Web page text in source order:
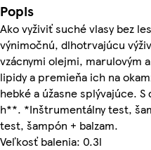
Popis
Ako vyživiť suché vlasy bez
výnimočnú, dlhotrvajúcu
vzácnymi olejmi, marulovým
lipidy a premieňa ich na
hebké a úžasne splývajúce.
h**. *Inštrumentálny test,
test, šampón + balzam.
Veľkosť balenia: 0.3l